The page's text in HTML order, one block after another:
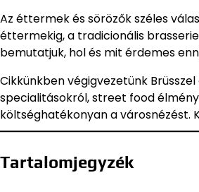
Az éttermek és sörözők széles
éttermekig, a tradicionális
bemutatjuk, hol és mit érdemes
Cikkünkben végigvezetünk
specialitásokról, street food
költséghatékonyan a városnézést.
Tartalomjegyzék